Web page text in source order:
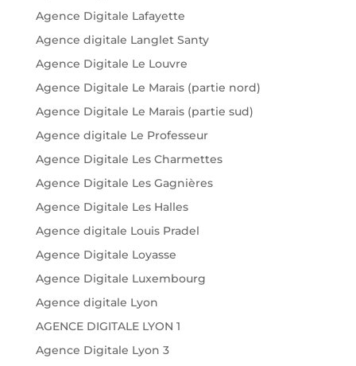
Agence Digitale Lafayette
Agence digitale Langlet Santy
Agence Digitale Le Louvre
Agence Digitale Le Marais (partie nord)
Agence Digitale Le Marais (partie sud)
Agence digitale Le Professeur
Agence Digitale Les Charmettes
Agence Digitale Les Gagnières
Agence Digitale Les Halles
Agence digitale Louis Pradel
Agence Digitale Loyasse
Agence Digitale Luxembourg
Agence digitale Lyon
AGENCE DIGITALE LYON 1
Agence Digitale Lyon 3